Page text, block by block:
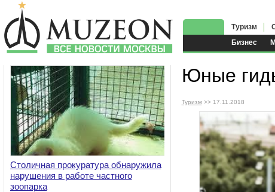
Бизнес
Туризм
Столичная прокуратура обнаружила
нарушения в работе частного
зоопарка
Юные
Туризм >> 17.11.2018